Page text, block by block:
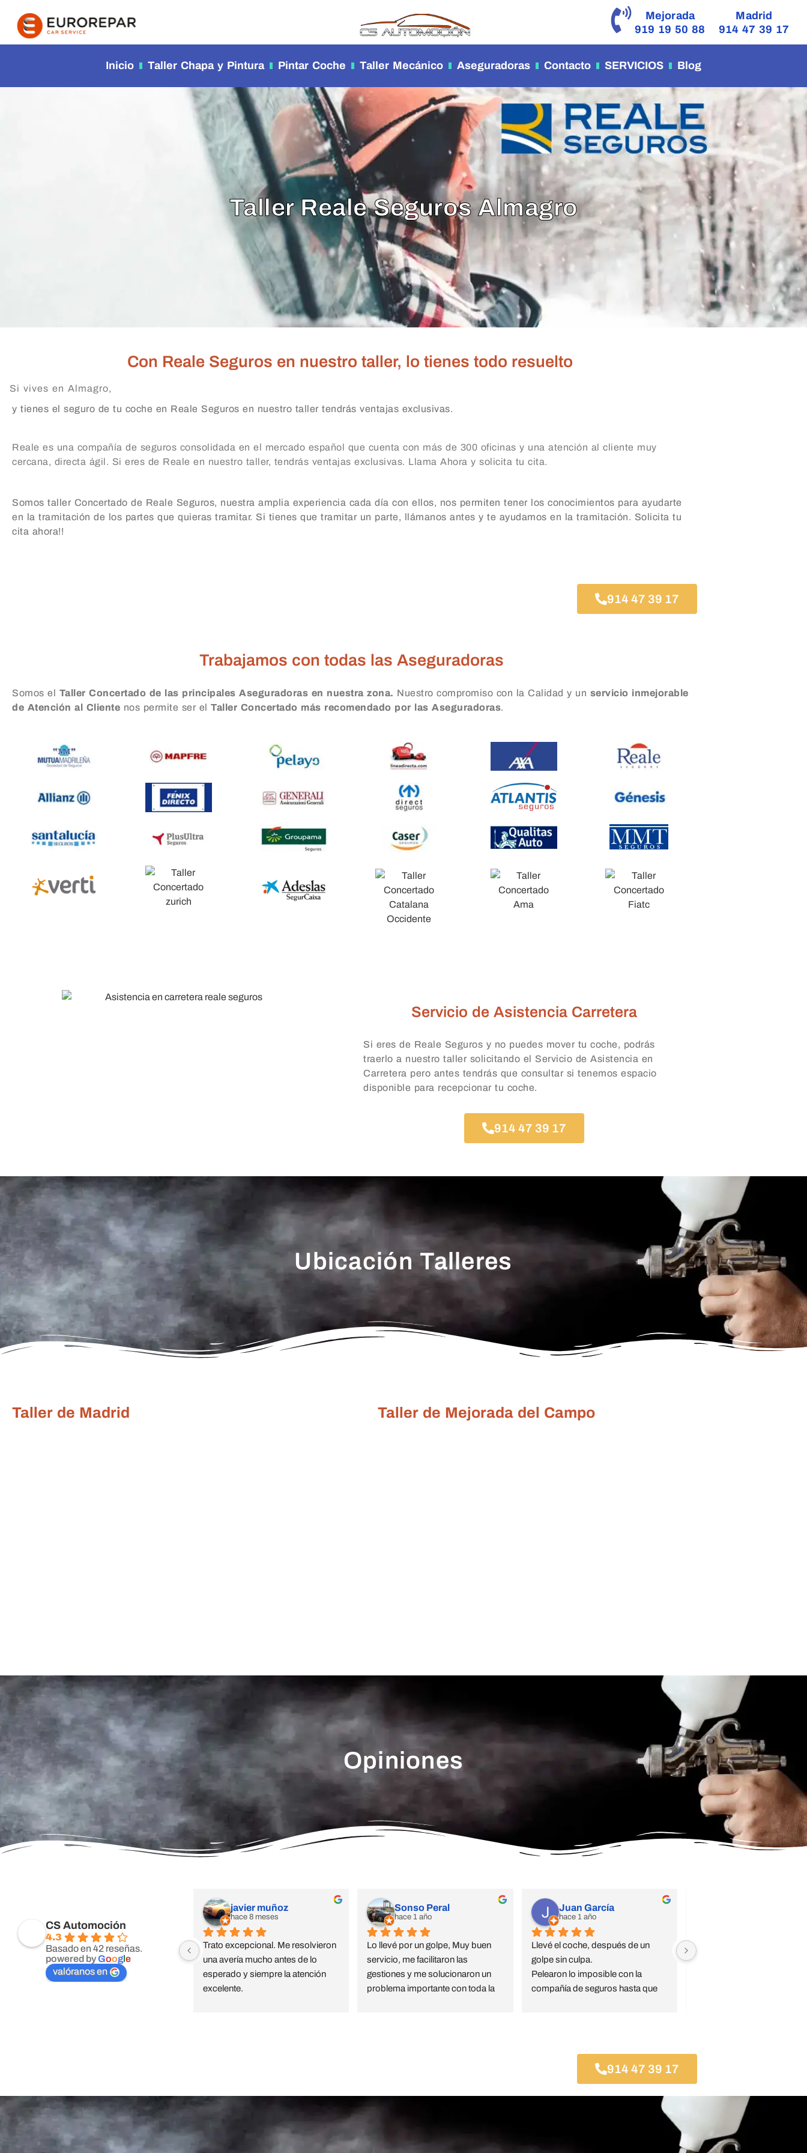
Mejorada
919 19 50 88
Madrid
914 47 39 17
Inicio Taller Chapa y Pintura Pintar Coche Taller Mecánico Aseguradoras Contacto SERVICIOS Blog
Taller Reale Seguros Almagro
Con Reale Seguros en nuestro taller, lo tienes todo resuelto
Si vives en Almagro,
y tienes el seguro de tu coche en Reale Seguros en nuestro taller tendrás ventajas exclusivas.
Reale es una compañía de seguros consolidada en el mercado español que cuenta con más de 300 oficinas y una atención al cliente muy
cercana, directa ágil. Si eres de Reale en nuestro taller, tendrás ventajas exclusivas. Llama Ahora y solicita tu cita.
Somos taller Concertado de Reale Seguros, nuestra amplia experiencia cada día con ellos, nos permiten tener los conocimientos para ayudarte
en la tramitación de los partes que quieras tramitar. Si tienes que tramitar un parte, llámanos antes y te ayudamos en la tramitación. Solicita tu
cita ahora!!
914 47 39 17
Trabajamos con todas las Aseguradoras
Somos el Taller Concertado de las principales Aseguradoras en nuestra zona. Nuestro compromiso con la Calidad y un servicio inmejorable
de Atención al Cliente nos permite ser el Taller Concertado más recomendado por las Aseguradoras.
Servicio de Asistencia Carretera
Si eres de Reale Seguros y no puedes mover tu coche, podrás
traerlo a nuestro taller solicitando el Servicio de Asistencia en
Carretera pero antes tendrás que consultar si tenemos espacio
disponible para recepcionar tu coche.
914 47 39 17
Ubicación Talleres
Taller de Madrid Taller de Mejorada del Campo
Opiniones
CS Automoción
4.3
Basado en 42 reseñas.
powered byGoogle
valóranos en
javier muñoz
hace 8 meses
Trato excepcional. Me resolvieron
una avería mucho antes de lo
esperado y siempre la atención
excelente.
Sonso Peral
hace 1 año
Lo llevé por un golpe, Muy buen
servicio, me facilitaron las
gestiones y me solucionaron un
problema importante con toda la
Juan García
hace 1 año
Llevé el coche, después de un
golpe sin culpa.
Pelearon lo imposible con la
compañía de seguros hasta que
Confianza ciega, trato
914 47 39 17